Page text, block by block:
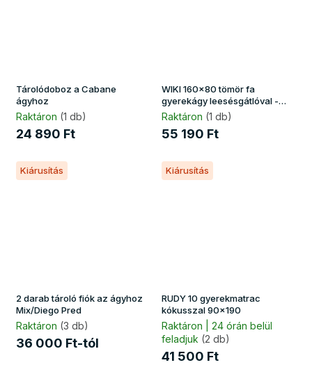
Tárolódoboz a Cabane
ágyhoz
Raktáron (1 db)
24 890 Ft
WIKI 160x80 tömör fa
gyerekágy leesésgátlóval -
fehér
Raktáron (1 db)
55 190 Ft
Kiárusítás
2 darab tároló fiók az ágyhoz
Mix/Diego Pred
Raktáron (3 db)
36 000 Ft-tól
Kiárusítás
RUDY 10 gyerekmatrac
kókusszal 90x190
Raktáron | 24 órán belül
feladjuk (2 db)
41 500 Ft